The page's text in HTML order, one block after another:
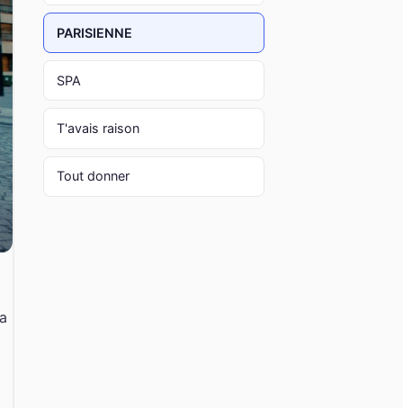
PARISIENNE
SPA
T'avais raison
Tout donner